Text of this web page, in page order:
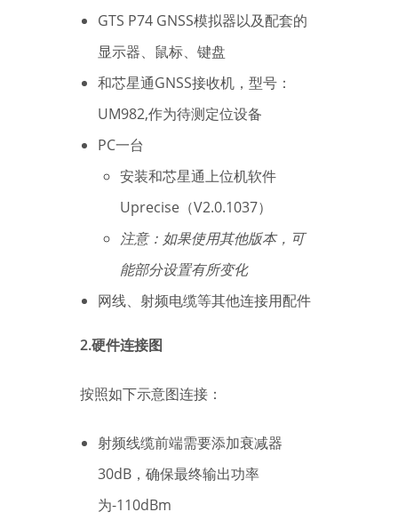
GTS P74 GNSS模拟器以及配套的
显示器、鼠标、键盘
和芯星通GNSS接收机，型号：
UM982,作为待测定位设备
PC一台
安装和芯星通上位机软件
Uprecise（V2.0.1037）
注意：如果使用其他版本，可
能部分设置有所变化
网线、射频电缆等其他连接用配件
2.硬件连接图
按照如下示意图连接：
射频线缆前端需要添加衰减器
30dB，确保最终输出功率
为-110dBm